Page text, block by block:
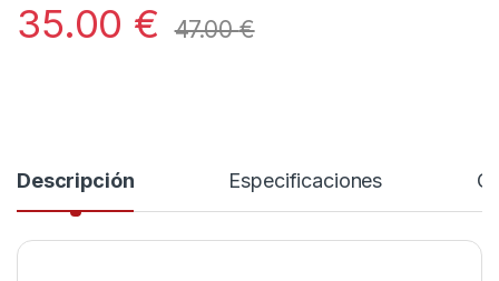
35.00 € 47.00€
Descripción Especificaciones